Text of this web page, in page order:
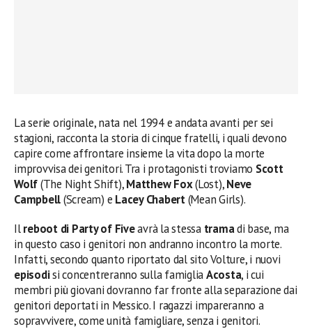
La serie originale, nata nel 1994 e andata avanti per sei
stagioni, racconta la storia di cinque fratelli, i quali devono
capire come affrontare insieme la vita dopo la morte
improvvisa dei genitori. Tra i protagonisti troviamo Scott
Wolf(The Night Shift),Matthew Fox(Lost),Neve
Campbell(Scream) e Lacey Chabert(Mean Girls).
Ilreboot di Party of Fiveavrà la stessa tramadi base, ma
in questo caso i genitori non andranno incontro la morte.
Infatti, secondo quanto riportato dal sito Volture, i nuovi
episodisi concentreranno sulla famigliaAcosta, i cui
membri più giovani dovranno far fronte alla separazione dai
genitori deportati in Messico. I ragazzi impareranno a
sopravvivere, come unità famigliare, senza i genitori.